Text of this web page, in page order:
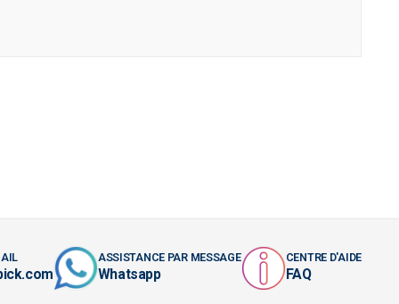
ASSISTANCE PAR MESSAGE
Whatsapp
CENTRE D'AIDE
FAQ